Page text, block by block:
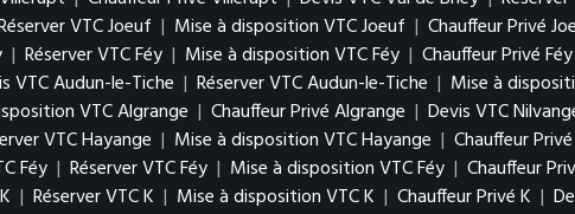
VTC Joeuf | Mise à disposition VTC Joeuf | Chauffeur Privé
| Réserver VTC Féy | Mise à disposition VTC Féy | Chauffeur Privé Féy
VTC Audun-le-Tiche | Réserver VTC Audun-le-Tiche | Mise à
VTC Algrange | Chauffeur Privé Algrange | Devis VTC
VTC Hayange | Mise à disposition VTC Hayange | Chauffeur
Féy | Réserver VTC Féy | Mise à disposition VTC Féy | Chauffeur
| Réserver VTC K | Mise à disposition VTC K | Chauffeur Privé K |